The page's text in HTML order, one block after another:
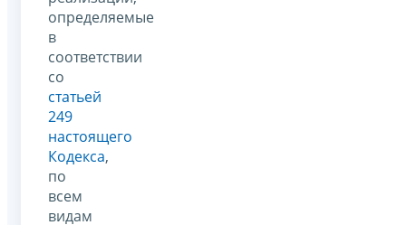
определяемые
в
соответствии
со
статьей
249
настоящего
Кодекса,
по
всем
видам